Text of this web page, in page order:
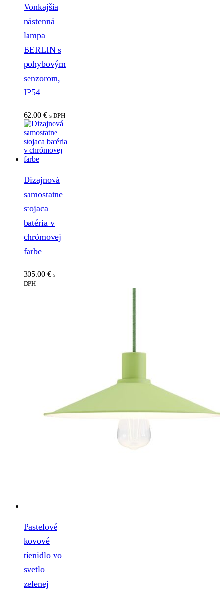
Vonkajšia
nástenná
lampa
BERLIN s
pohybovým
senzorom,
IP54
62.00 € s DPH
Dizajnová
samostatne
stojaca
batéria v
chrómovej
farbe
305.00 € s
DPH
Pastelové
kovové
tienidlo vo
svetlo
zelenej